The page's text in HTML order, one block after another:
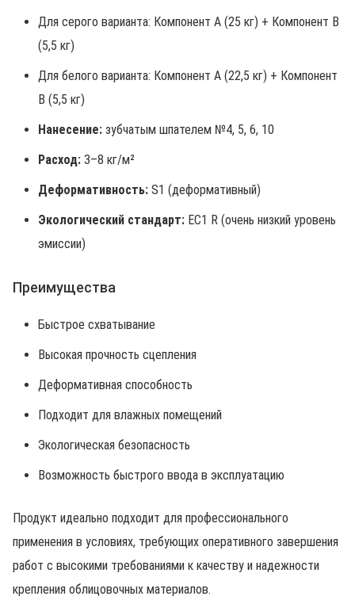
Для серого варианта: Компонент А (25 кг) + Компонент B
(5,5 кг)
Для белого варианта: Компонент А (22,5 кг) + Компонент
B (5,5 кг)
Нанесение: зубчатым шпателем №4, 5, 6, 10
Расход: 3–8 кг/м²
Деформативность: S1 (деформативный)
Экологический стандарт: EC1 R (очень низкий уровень
эмиссии)
Преимущества
Быстрое схватывание
Высокая прочность сцепления
Деформативная способность
Подходит для влажных помещений
Экологическая безопасность
Возможность быстрого ввода в эксплуатацию
Продукт идеально подходит для профессионального
применения в условиях, требующих оперативного завершения
работ с высокими требованиями к качеству и надежности
крепления облицовочных материалов.